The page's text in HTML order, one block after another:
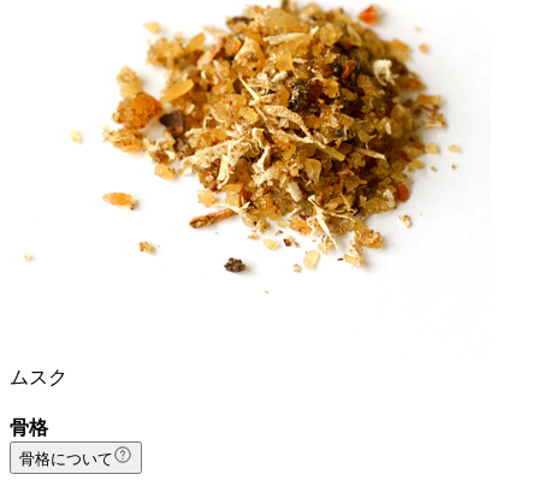
ムスク
骨格
骨格について